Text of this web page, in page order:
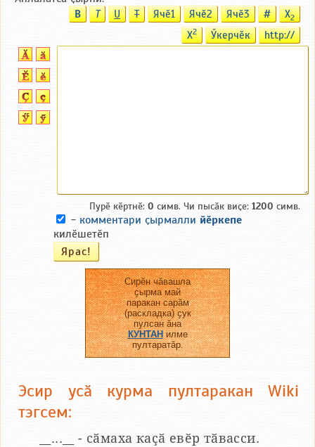
B T U T Ячӗ1 Ячӗ2 Ячӗ3 # X2
X2 Ӳкерчӗк http://
Пурӗ кӗртнӗ: 0 симв. Чи пысӑк виҫе: 1200 симв.
- комментари ҫырмалли йӗркепе
килӗшетӗп
Сирӗн чӑвашла
ҫырма май
паракан сарӑм
(раскладка) ҫук
пулсан ӑна
КУНТАНилме
пултаратӑр.
Эсир усӑ курма пултаракан Wiki
тэгсем:
__...__ - сӑмаха каҫӑ евӗр тӑвасси.